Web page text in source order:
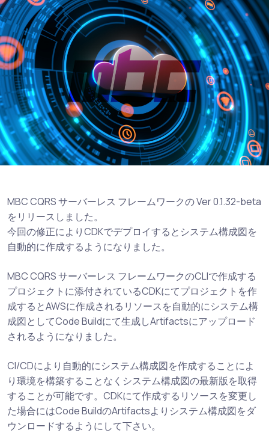
MBC CQRS サーバーレス フレームワークの Ver 0.1.32-beta
をリリースしました。
今回の修正によりCDKでデプロイするとシステム構成図を
自動的に作成するようになりました。
MBC CQRS サーバーレス フレームワークのCLIで作成する
プロジェクトに添付されているCDKにてプロジェクトを作
成するとAWSに作成されるリソースを自動的にシステム構
成図としてCode Buildにて生成しArtifactsにアップロード
されるようになりました。
CI/CDにより自動的にシステム構成図を作成することによ
り環境を構築することなくシステム構成図の最新版を取得
することが可能です。CDKにて作成するリソースを変更し
た場合にはCode BuildのArtifactsよりシステム構成図をダ
ウンロードするようにして下さい。